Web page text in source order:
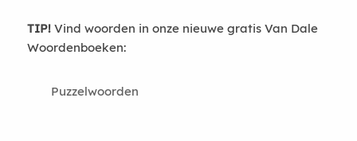
TIP!Vind woorden in onze nieuwe gratis Van Dale
Woordenboeken:
Puzzelwoorden